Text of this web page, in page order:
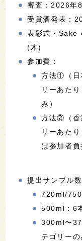
審査：2026年
受賞酒発表：
表彰式・Sake
(木)
参加費：
方法①（日
リーあた
み）
方法②（香
リーあた
は参加者負
提出サンプル数
720ml/
500ml：6
300ml〜
テゴリーの